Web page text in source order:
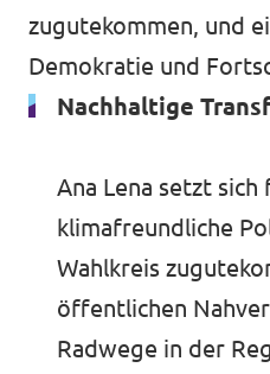
zugutekommen, und
Demokratie und
Nachhaltige
Ana Lena setzt sich
klimafreundliche
Wahlkreis
öffentlichen
Radwege in der